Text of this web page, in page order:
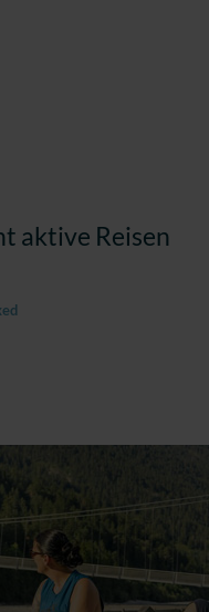
aktive Reisen